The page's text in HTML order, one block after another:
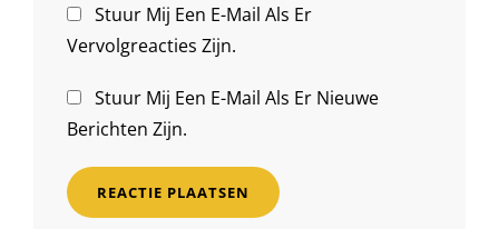
Stuur Mij Een E-Mail Als Er
Vervolgreacties Zijn.
Stuur Mij Een E-Mail Als Er Nieuwe
Berichten Zijn.